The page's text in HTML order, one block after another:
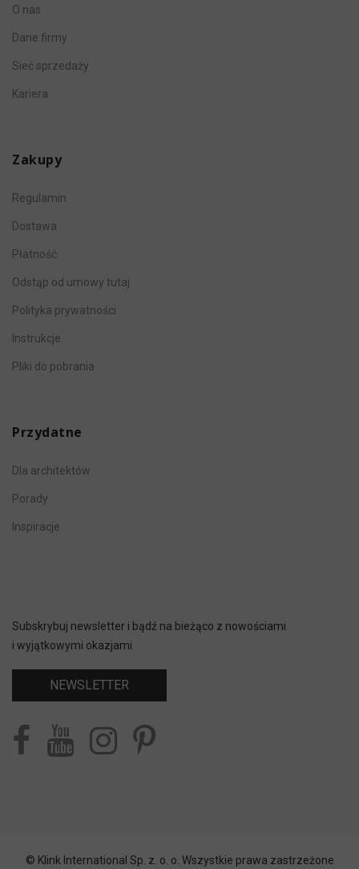
O nas
Dane firmy
Sieć sprzedaży
Kariera
Zakupy
Regulamin
Dostawa
Płatność
Odstąp od umowy tutaj
Polityka prywatności
Instrukcje
Pliki do pobrania
Przydatne
Dla architektów
Porady
Inspiracje
Subskrybuj newsletter i bądź na bieżąco z nowościami
i wyjątkowymi okazjami
NEWSLETTER
© Klink International Sp. z. o. o. Wszystkie prawa zastrzeżone